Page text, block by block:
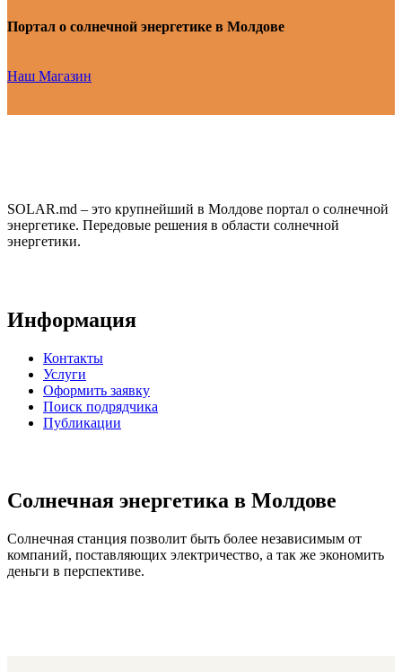
Портал о солнечной энергетике в Молдове
Наш Магазин
SOLAR.md – это крупнейший в Молдове портал о солнечной
энергетике. Передовые решения в области солнечной
энергетики.
Информация
Контакты
Услуги
Оформить заявку
Поиск подрядчика
Публикации
Солнечная энергетика в Молдове
Солнечная станция позволит быть более независимым от
компаний, поставляющих электричество, а так же экономить
деньги в перспективе.